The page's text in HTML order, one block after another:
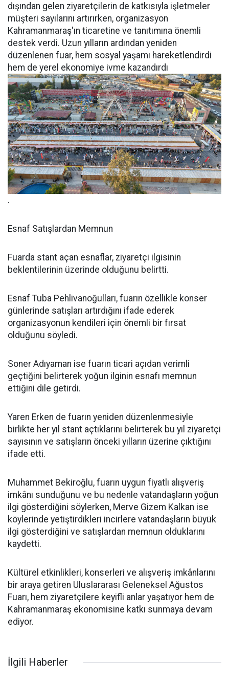
dışından gelen ziyaretçilerin de katkısıyla işletmeler
müşteri sayılarını artırırken, organizasyon
Kahramanmaraş'ın ticaretine ve tanıtımına önemli
destek verdi. Uzun yılların ardından yeniden
düzenlenen fuar, hem sosyal yaşamı hareketlendirdi
hem de yerel ekonomiye ivme kazandırdı
.
Esnaf Satışlardan Memnun
Fuarda stant açan esnaflar, ziyaretçi ilgisinin
beklentilerinin üzerinde olduğunu belirtti.
Esnaf Tuba Pehlivanoğulları, fuarın özellikle konser
günlerinde satışları artırdığını ifade ederek
organizasyonun kendileri için önemli bir fırsat
olduğunu söyledi.
Soner Adıyaman ise fuarın ticari açıdan verimli
geçtiğini belirterek yoğun ilginin esnafı memnun
ettiğini dile getirdi.
Yaren Erken de fuarın yeniden düzenlenmesiyle
birlikte her yıl stant açtıklarını belirterek bu yıl ziyaretçi
sayısının ve satışların önceki yılların üzerine çıktığını
ifade etti.
Muhammet Bekiroğlu, fuarın uygun fiyatlı alışveriş
imkânı sunduğunu ve bu nedenle vatandaşların yoğun
ilgi gösterdiğini söylerken, Merve Gizem Kalkan ise
köylerinde yetiştirdikleri incirlere vatandaşların büyük
ilgi gösterdiğini ve satışlardan memnun olduklarını
kaydetti.
Kültürel etkinlikleri, konserleri ve alışveriş imkânlarını
bir araya getiren Uluslararası Geleneksel Ağustos
Fuarı, hem ziyaretçilere keyifli anlar yaşatıyor hem de
Kahramanmaraş ekonomisine katkı sunmaya devam
ediyor.
İlgili Haberler